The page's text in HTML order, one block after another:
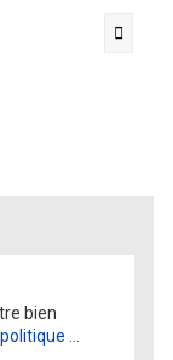
bien
...